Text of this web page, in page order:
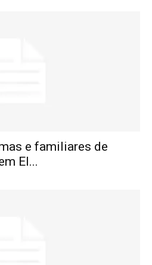
e familiares de
El...